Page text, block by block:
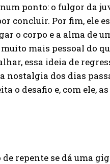
ponto: o fulgor da
concluir. Por fim, ele
o corpo e a alma de
mais pessoal do
essa ideia de
nostalgia dos dias
o desafio e, com ele,
repente se dá uma